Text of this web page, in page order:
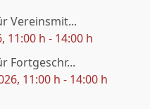
Vereinsmit...
, 11:00 h - 14:00 h
Fortgeschr...
, 11:00 h - 14:00 h